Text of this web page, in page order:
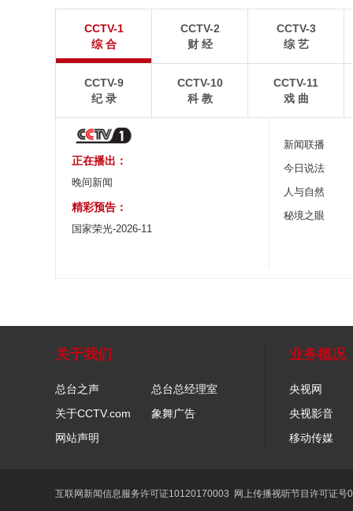
8月7日，贵州省毕节市大方县奢香古镇梯田音乐会在
宛如“大地指纹”般的环形梯田上演。
青海海西蒙古族藏族
CCTV-1
综 合
CCTV-2
财 经
CCTV-3
综 艺
CCTV-9
纪 录
CCTV-10
科 教
CCTV-11
戏 曲
正在播出：
晚间新闻
精彩预告：
国家荣光-2026-11
新闻联播
今日说法
人与自然
秘境之眼
关于我们
总台之声
总台总经理室
关于CCTV.com
象舞广告
网站声明
业务概况
央视网
央视影音
移动传媒
互联网新闻信息服务许可证10120170003 网上传播视听节目许可证